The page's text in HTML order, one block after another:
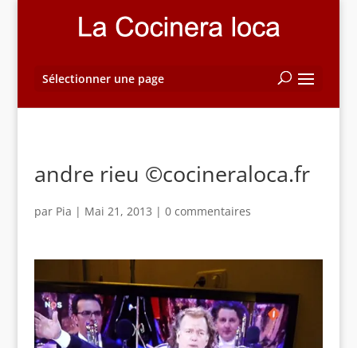
Sélectionner une page
andre rieu ©cocineraloca.fr
par Pia | Mai 21, 2013 | 0 commentaires